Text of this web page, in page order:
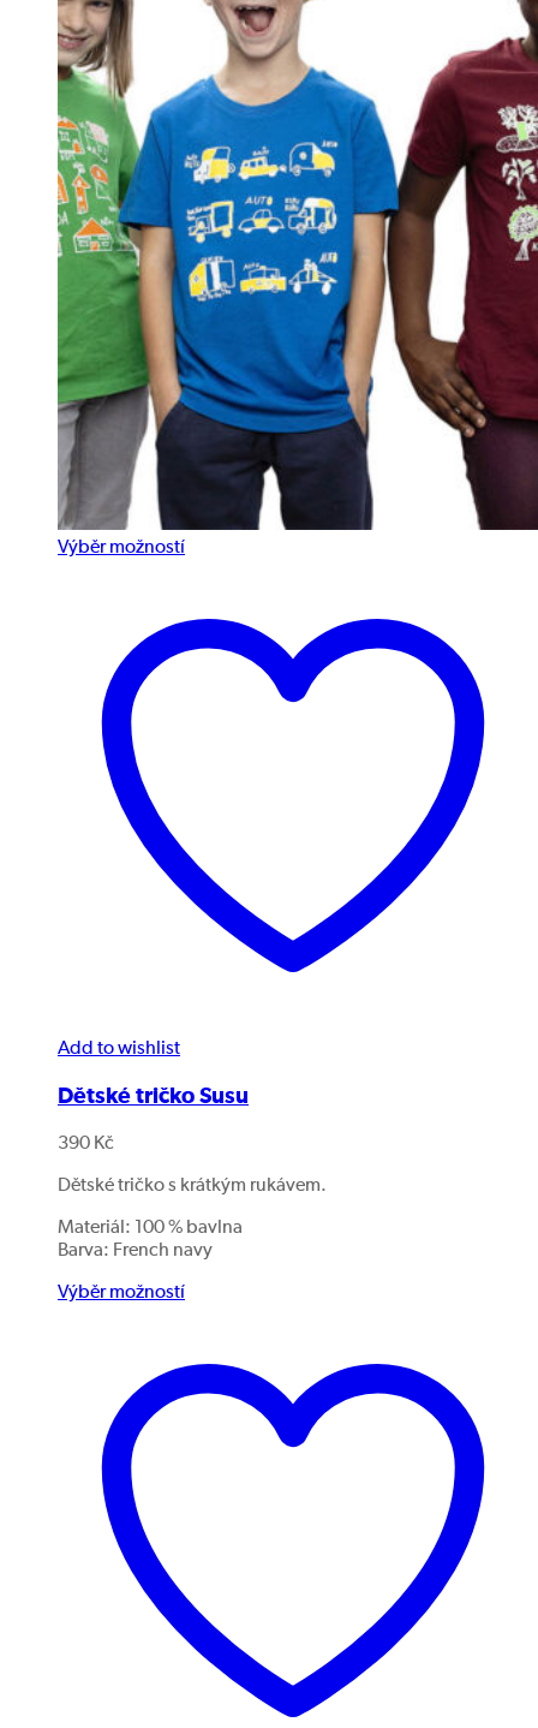
Výběr možností
Add to wishlist
Dětské tričko Susu
390 Kč
Dětské tričko s krátkým rukávem.
Materiál: 100 % bavlna
Barva: French navy
Výběr možností